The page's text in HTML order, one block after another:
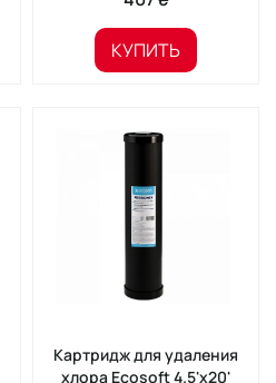
КУПИТЬ
Картридж для удаления
хлора Ecosoft 4.5'x20'